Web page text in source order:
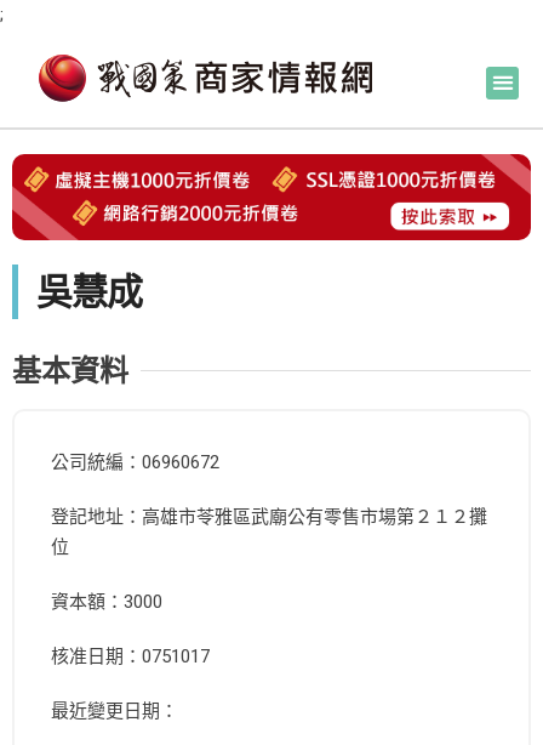
;
吳慧成
基本資料
公司統編：06960672
登記地址：高雄市苓雅區武廟公有零售市場第２１２攤
位
資本額：3000
核准日期：0751017
最近變更日期：